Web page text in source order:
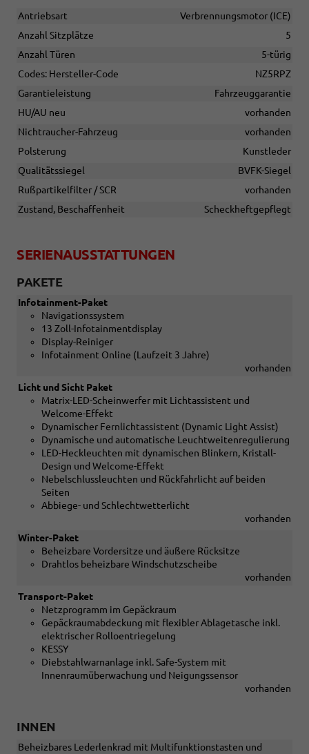
Antriebsart
Verbrennungsmotor (ICE)
Anzahl Sitzplätze
5
Anzahl Türen
5-türig
Codes: Hersteller-Code
NZ5RPZ
Garantieleistung
Fahrzeuggarantie
HU/AU neu
vorhanden
Nichtraucher-Fahrzeug
vorhanden
Polsterung
Kunstleder
Qualitätssiegel
BVFK-Siegel
Rußpartikelfilter / SCR
vorhanden
Zustand, Beschaffenheit
Scheckheftgepflegt
SERIENAUSSTATTUNGEN
PAKETE
Infotainment-Paket
Navigationssystem
13 Zoll-Infotainmentdisplay
Display-Reiniger
Infotainment Online (Laufzeit 3 Jahre)
vorhanden
Licht und Sicht Paket
Matrix-LED-Scheinwerfer mit Lichtassistent und
Welcome-Effekt
Dynamischer Fernlichtassistent (Dynamic Light Assist)
Dynamische und automatische Leuchtweitenregulierung
LED-Heckleuchten mit dynamischen Blinkern, Kristall-
Design und Welcome-Effekt
Nebelschlussleuchten und Rückfahrlicht auf beiden
Seiten
Abbiege- und Schlechtwetterlicht
vorhanden
Winter-Paket
Beheizbare Vordersitze und äußere Rücksitze
Drahtlos beheizbare Windschutzscheibe
vorhanden
Transport-Paket
Netzprogramm im Gepäckraum
Gepäckraumabdeckung mit flexibler Ablagetasche inkl.
elektrischer Rolloentriegelung
KESSY
Diebstahlwarnanlage inkl. Safe-System mit
Innenraumüberwachung und Neigungssensor
vorhanden
INNEN
Beheizbares Lederlenkrad mit Multifunktionstasten und